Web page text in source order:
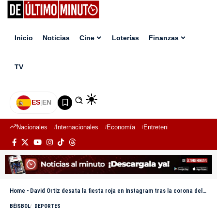
Inicio Noticias Cine Loterías Finanzas
TV
ES|EN
Nacionales Internacionales Economía Entretenimiento
Home - David Ortiz desata la fiesta roja en Instagram tras la corona del Escogido
BÉISBOL DEPORTES